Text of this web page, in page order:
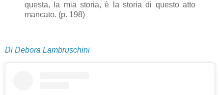
questa, la mia storia, è la storia di questo atto
mancato. (p. 198)
Di Debora Lambruschini